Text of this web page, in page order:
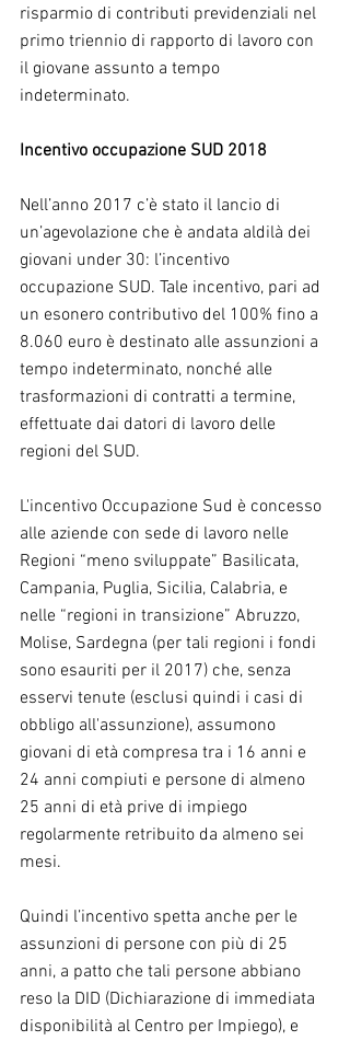
risparmio di contributi previdenziali nel
primo triennio di rapporto di lavoro con
il giovane assunto a tempo
indeterminato.
Incentivo occupazione SUD 2018
Nell’anno 2017 c’è stato il lancio di
un’agevolazione che è andata aldilà dei
giovani under 30: l’incentivo
occupazione SUD. Tale incentivo, pari ad
un esonero contributivo del 100% fino a
8.060 euro è destinato alle assunzioni a
tempo indeterminato, nonché alle
trasformazioni di contratti a termine,
effettuate dai datori di lavoro delle
regioni del SUD.
L'incentivo Occupazione Sud è concesso
alle aziende con sede di lavoro nelle
Regioni “meno sviluppate” Basilicata,
Campania, Puglia, Sicilia, Calabria, e
nelle “regioni in transizione” Abruzzo,
Molise, Sardegna (per tali regioni i fondi
sono esauriti per il 2017) che, senza
esservi tenute (esclusi quindi i casi di
obbligo all'assunzione), assumono
giovani di età compresa tra i 16 anni e
24 anni compiuti e persone di almeno
25 anni di età prive di impiego
regolarmente retribuito da almeno sei
mesi.
Quindi l’incentivo spetta anche per le
assunzioni di persone con più di 25
anni, a patto che tali persone abbiano
reso la DID (Dichiarazione di immediata
disponibilità al Centro per Impiego), e